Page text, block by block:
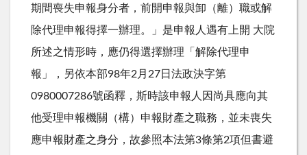
期間喪失申報身分者，前開申報與卸（離）職或解
除代理申報得擇一辦理。」是申報人遇有上開 大院
所述之情形時，應仍得選擇辦理「解除代理申
報」，另依本部98年2月27日法政決字第
0980007286號函釋，斯時該申報人因尚具應向其
他受理申報機關（構）申報財產之職務，並未喪失
應申報財產之身分，故參照本法第3條第2項但書避